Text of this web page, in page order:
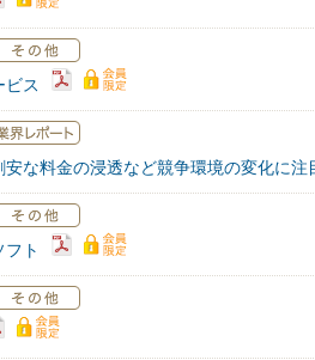
ビス
安な料金の浸透など競争環境の変化に
フト